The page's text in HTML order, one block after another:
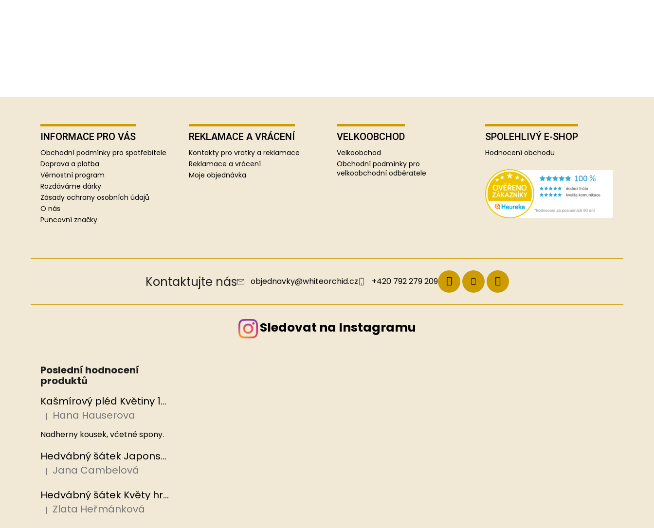
INFORMACE PRO VÁS
Obchodní podmínky pro spotřebitele
Doprava a platba
Věrnostní program
Rozdáváme dárky
Zásady ochrany osobních údajů
O nás
Puncovní značky
REKLAMACE A VRÁCENÍ
Kontakty pro vratky a reklamace
Reklamace a vrácení
Moje objednávka
VELKOOBCHOD
Velkoobchod
Obchodní podmínky pro
velkoobchodní odběratele
SPOLEHLIVÝ E-SHOP
Hodnocení obchodu
Kontaktujte nás objednavky@whiteorchid.cz +420 792 279 209
Sledovat na Instagramu
Poslední hodnocení
produktů
Kašmírový pléd Květiny 100x200 cm, Hedvábný svět
Hodnocení produktu je 5 z 5 hvězdiček.
| Hana Hauserova
Nadherny kousek, včetně spony.
Hedvábný šátek Japonská zahrada 110x110 cm v dárkovém balení, HEDVÁBNÝ SVĚT
Hodnocení produktu je 5 z 5 hvězdiček.
| Jana Cambelová
Hedvábný šátek Květy hrachoru 53x53 cm v dárkovém balení, HEDVÁBNÝ SVĚT
Hodnocení produktu je 5 z 5 hvězdiček.
| Zlata Heřmánková